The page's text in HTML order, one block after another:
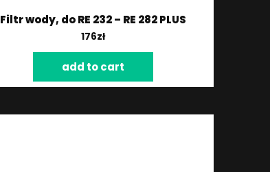
Filtr wody, do RE 232 – RE 282 PLUS
176zł
add to cart